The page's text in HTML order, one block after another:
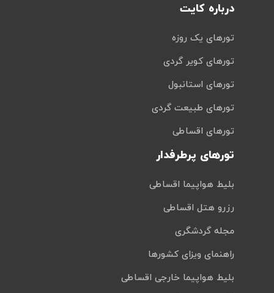
درباره کایت
تورهای یک روزه
تورهای کویر گردی
تورهای استانبول
تورهای طبیعت گردی
تورهای اقساطی
تورهای پرطرفدار
بلیط هواپیما اقساطی
رزرو هتل اقساطی
مجله گردشگری
راهنمای ویزای کشورها
بلیط هواپیما خارجی اقساطی